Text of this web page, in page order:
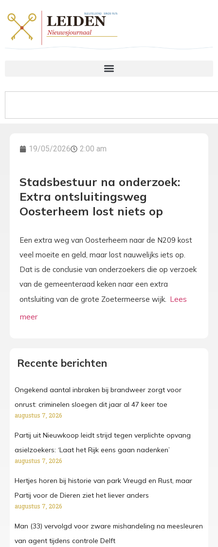
19/05/2026 2:00 am
Stadsbestuur na onderzoek:
Extra ontsluitingsweg
Oosterheem lost niets op
Een extra weg van Oosterheem naar de N209 kost
veel moeite en geld, maar lost nauwelijks iets op.
Dat is de conclusie van onderzoekers die op verzoek
van de gemeenteraad keken naar een extra
ontsluiting van de grote Zoetermeerse wijk.
Recente berichten
Ongekend aantal inbraken bij brandweer zorgt voor
onrust: criminelen sloegen dit jaar al 47 keer toe
augustus 7, 2026
Partij uit Nieuwkoop leidt strijd tegen verplichte opvang
asielzoekers: ‘Laat het Rijk eens gaan nadenken’
augustus 7, 2026
Hertjes horen bij historie van park Vreugd en Rust, maar
Partij voor de Dieren ziet het liever anders
augustus 7, 2026
Man (33) vervolgd voor zware mishandeling na meesleuren
van agent tijdens controle Delft